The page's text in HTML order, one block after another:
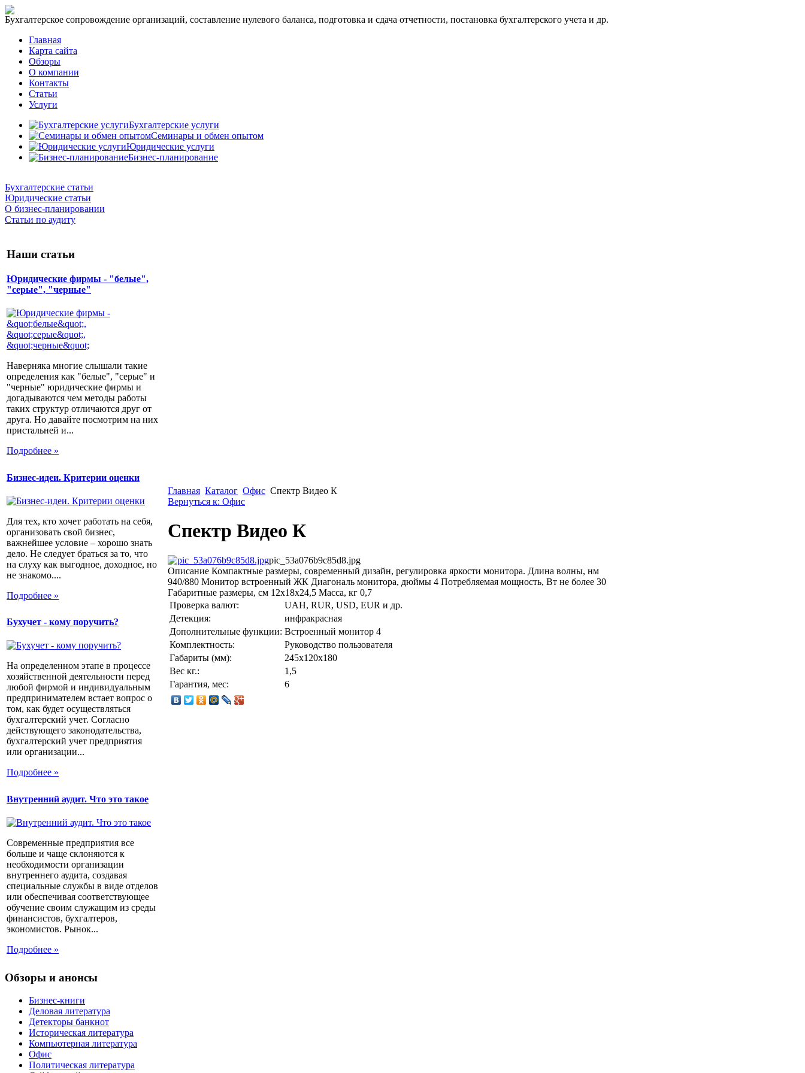
Бухгалтерское сопровождение организаций, составление нулевого баланса, подготовка и сдача отчетности, постановка бухгалтерского учета и др.
Главная
Карта сайта
Обзоры
О компании
Контакты
Статьи
Услуги
Бухгалтерские услуги
Семинары и обмен опытом
Юридические услуги
Бизнес-планирование
Бухгалтерские статьи
Юридические статьи
О бизнес-планировании
Статьи по аудиту
Наши статьи
Юридические фирмы - "белые",
"серые", "черные"
Наверняка многие слышали такие
определения как "белые", "серые" и
"черные" юридические фирмы и
догадываются чем методы работы
таких структур отличаются друг от
друга. Но давайте посмотрим на них
пристальней и...
Подробнее »
Бизнес-идеи. Критерии оценки
Для тех, кто хочет работать на себя,
организовать свой бизнес,
важнейшее условие – хорошо знать
дело. Не следует браться за то, что
на слуху как выгодное, доходное, но
не знакомо....
Подробнее »
Бухучет - кому поручить?
На определенном этапе в процессе
хозяйственной деятельности перед
любой фирмой и индивидуальным
предпринимателем встает вопрос о
том, как будет осуществляться
бухгалтерский учет. Согласно
действующего законодательства,
бухгалтерский учет предприятия
или организации...
Подробнее »
Внутренний аудит. Что это такое
Современные предприятия все
больше и чаще склоняются к
необходимости организации
внутреннего аудита, создавая
специальные службы в виде отделов
или обеспечивая соответствующее
обучение своим служащим из среды
финансистов, бухгалтеров,
экономистов. Рынок...
Подробнее »
Главная Каталог Офис Спектр Видео К
Вернуться к: Офис
Спектр Видео К
pic_53a076b9c85d8.jpg
Описание Компактные размеры, современный дизайн, регулировка яркости монитора. Длина волны, нм
940/880 Монитор встроенный ЖК Диагональ монитора, дюймы 4 Потребляемая мощность, Вт не более 30
Габаритные размеры, см 12х18х24,5 Масса, кг 0,7
Проверка валют:
UAH, RUR, USD, EUR и др.
Детекция:
инфракрасная
Дополнительные функции: Встроенный монитор 4
Комплектность:
Руководство пользователя
Габариты (мм):
245х120х180
Вес кг.:
1,5
Гарантия, мес:
6
Обзоры и анонсы
Бизнес-книги
Деловая литература
Детекторы банкнот
Историческая литература
Компьютерная литература
Офис
Политическая литература